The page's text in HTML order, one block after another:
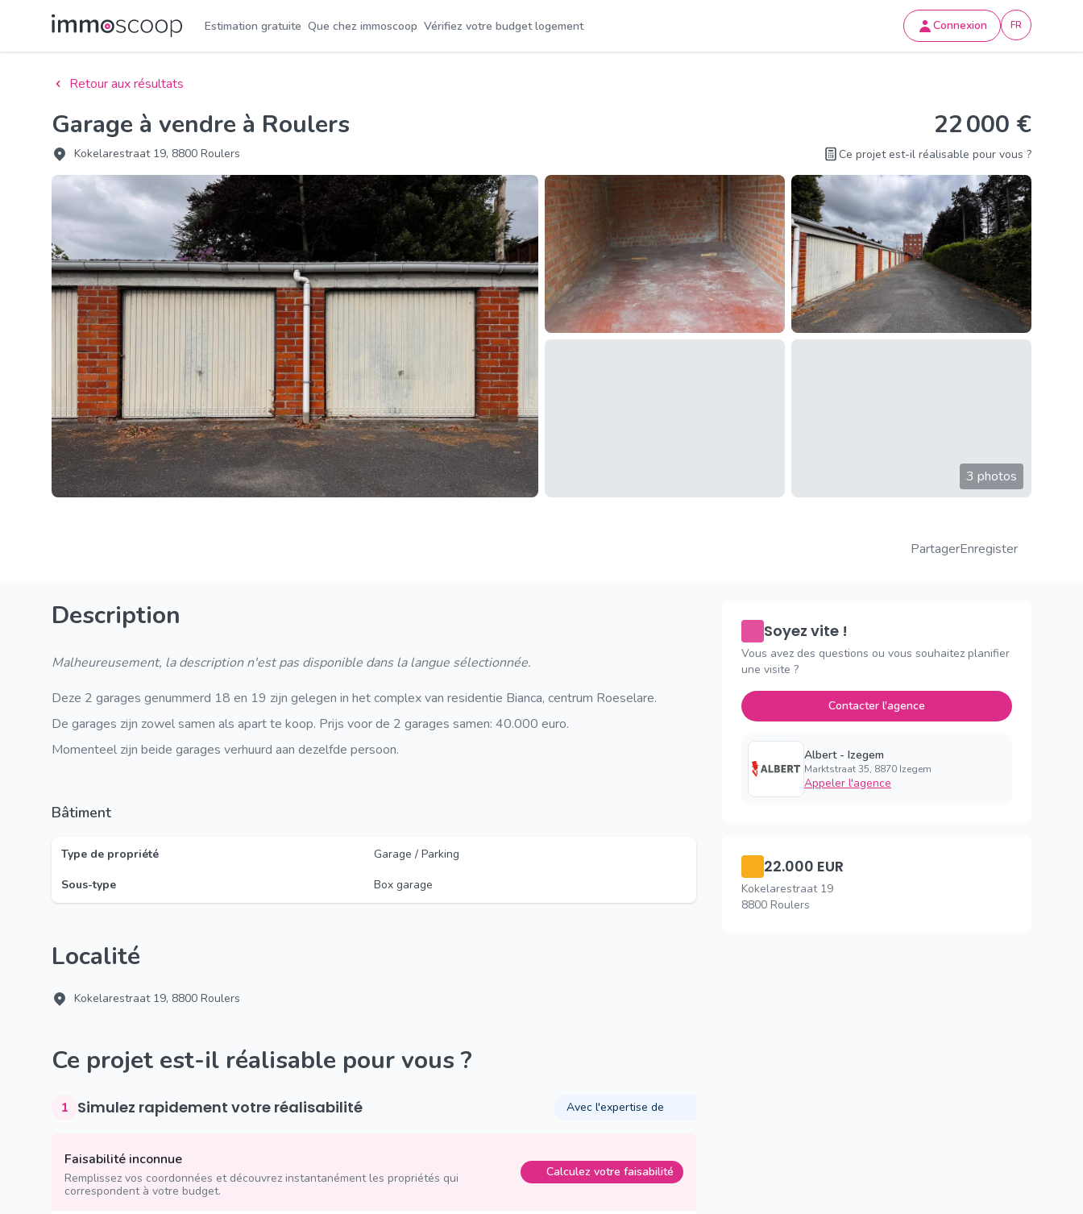
Estimation gratuite Que chez immoscoop Vérifiez votre budget logement Connexion FR
Retour aux résultats
Garage à vendre à Roulers
Kokelarestraat 19, 8800 Roulers
22 000 €
Ce projet est-il réalisable pour vous ?
3 photos
PartagerEnregister
Description
Malheureusement, la description n'est pas disponible dans la langue sélectionnée.
Deze 2 garages genummerd 18 en 19 zijn gelegen in het complex van residentie Bianca, centrum Roeselare.
De garages zijn zowel samen als apart te koop. Prijs voor de 2 garages samen: 40.000 euro.
Momenteel zijn beide garages verhuurd aan dezelfde persoon.
Bâtiment
Type de propriété
Garage / Parking
Sous-type
Box garage
Localité
Kokelarestraat 19, 8800 Roulers
Ce projet est-il réalisable pour vous ?
1 Simulez rapidement votre réalisabilité Avec l'expertise de
Faisabilité inconnue
Remplissez vos coordonnées et découvrez instantanément les propriétés qui
correspondent à votre budget.
Calculez votre faisabilité
Soyez vite !
Vous avez des questions ou vous souhaitez planifier
une visite ?
Contacter l'agence
Albert - Izegem
Marktstraat 35, 8870 Izegem
Appeler l'agence
22.000 EUR
Kokelarestraat 19
8800 Roulers